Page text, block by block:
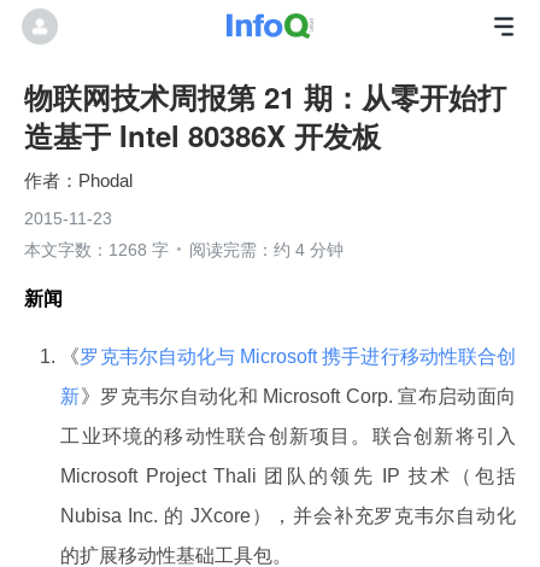
物联网技术周报第 21 期：从零开始打
造基于 Intel 80386X 开发板
Phodal
2015-11-23
本文字数：1268 字
阅读完需：约 4 分钟
新闻
《罗克韦尔自动化与 Microsoft 携手进行移动性联合创
新》罗克韦尔自动化和 Microsoft Corp. 宣布启动面向
工业环境的移动性联合创新项目。联合创新将引入
Microsoft Project Thali 团队的领先 IP 技术（包括
Nubisa Inc. 的 JXcore），并会补充罗克韦尔自动化
的扩展移动性基础工具包。